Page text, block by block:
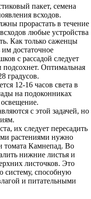
пакет, семена
всходов.
прорастать в течение
любые устройства
Как только саженцы
достаточное
с рассадой следует
подсохнет. Оптимальная
градусов.
12-16 часов света в
на подоконниках
с этой задачей, но
их следует пересадить
растениями нужно
томата Камнепад. Во
нижние листья и
листочков. Это
систему, способную
и питательными